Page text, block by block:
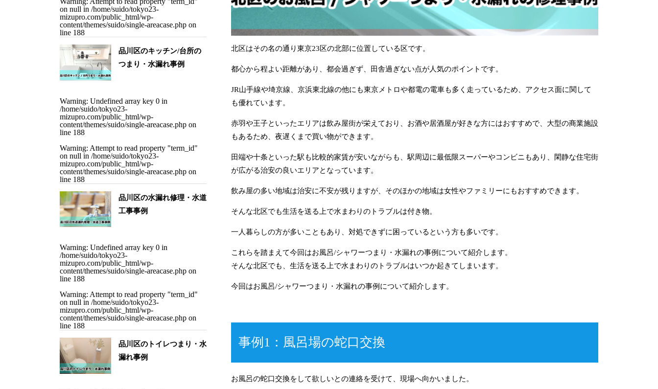
北区はその名の通り東京23区の北部に位置している区です。
都心から程よい距離があり、都会過ぎず、田舎過ぎない点が人気のポイントです。
JR山手線や埼京線、京浜東北線の他にも東京メトロや都電の電車も多く走っているため、アクセス面に関して
も優れています。
赤羽や王子といったエリアは飲み屋街が栄えており、お酒や居酒屋が好きな方にはおすすめで、大型の商業施設
もあるため、夜遅くまで買い物ができます。
田端や十条といった駅も比較的家賃が安いながらも、駅周辺に最低限スーパーやコンビニもあり、閑静な住宅街
が広がる治安の良いエリアとなっています。
飲み屋の多い地域は治安に不安が残りますが、そのほかの地域は女性やファミリーにもおすすめできます。
そんな北区でも生活を送る上で水まわりのトラブルは付き物。
一人暮らしの方が多いこともあり、対処できずに困っているという方も多いです。
これらを踏まえて今回はお風呂/シャワーつまり・水漏れの事例について紹介します。
そんな北区でも、生活を送る上で水まわりのトラブルはいつか起きてしまいます。
今回はお風呂/シャワーつまり・水漏れの事例について紹介します。
事例1：風呂場の蛇口交換
お風呂の蛇口交換をして欲しいとの連絡を受けて、現場へ向かいました。
on null in /home/suido/tokyo23-
mizupro.com/public_html/wp-
content/themes/suido/single-areacase.php on
line 188
品川区のキッチン/台所の
つまり・水漏れ事例
Warning: Undefined array key 0 in
/home/suido/tokyo23-
mizupro.com/public_html/wp-
content/themes/suido/single-areacase.php on
line 188
Warning: Attempt to read property "term_id"
on null in /home/suido/tokyo23-
mizupro.com/public_html/wp-
content/themes/suido/single-areacase.php on
line 188
品川区の水漏れ修理・水道
工事事例
Warning: Undefined array key 0 in
/home/suido/tokyo23-
mizupro.com/public_html/wp-
content/themes/suido/single-areacase.php on
line 188
Warning: Attempt to read property "term_id"
on null in /home/suido/tokyo23-
mizupro.com/public_html/wp-
content/themes/suido/single-areacase.php on
line 188
品川区のトイレつまり・水
漏れ事例